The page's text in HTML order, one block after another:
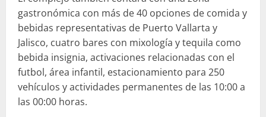
gastronómica con más de 40 opciones de comida y
bebidas representativas de Puerto Vallarta y
Jalisco, cuatro bares con mixología y tequila como
bebida insignia, activaciones relacionadas con el
futbol, área infantil, estacionamiento para 250
vehículos y actividades permanentes de las 10:00 a
las 00:00 horas.